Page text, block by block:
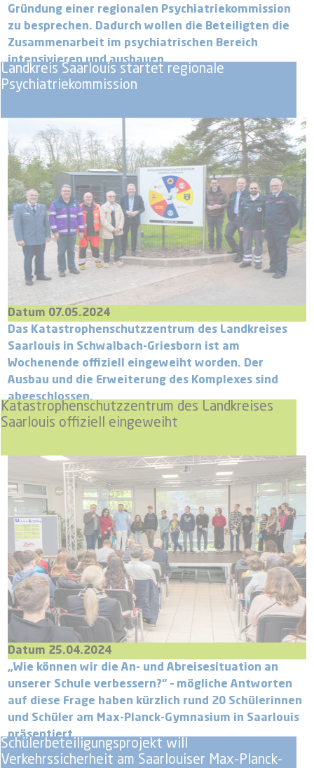
Landkreis Saarlouis startet regionale
Psychiatriekommission
Gründung einer regionalen Psychiatriekommission
zu besprechen. Dadurch wollen die Beteiligten die
Zusammenarbeit im psychiatrischen Bereich
intensivieren und ausbauen.
Katastrophenschutzzentrum des Landkreises
Saarlouis offiziell eingeweiht
Datum 07.05.2024
Das Katastrophenschutzzentrum des Landkreises
Saarlouis in Schwalbach-Griesborn ist am
Wochenende offiziell eingeweiht worden. Der
Ausbau und die Erweiterung des Komplexes sind
abgeschlossen.
Schülerbeteiligungsprojekt will
Verkehrssicherheit am Saarlouiser Max-Planck-
Datum 25.04.2024
„Wie können wir die An- und Abreisesituation an
unserer Schule verbessern?“ – mögliche Antworten
auf diese Frage haben kürzlich rund 20 Schülerinnen
und Schüler am Max-Planck-Gymnasium in Saarlouis
präsentiert.